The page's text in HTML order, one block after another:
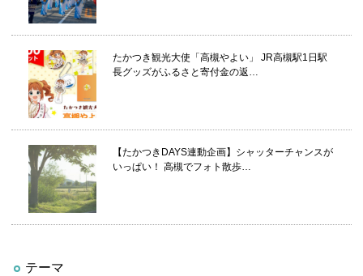
たかつき観光大使「高槻やよい」 JR高槻駅1日駅
長グッズがふるさと寄付金の返…
【たかつきDAYS連動企画】シャッターチャンスが
いっぱい！ 高槻でフォト散歩…
テーマ